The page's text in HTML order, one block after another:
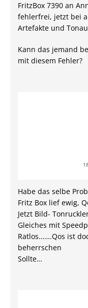
FritzBox 7390 an
fehlerfrei, jetzt bei
Artefakte und
Kann das jemand
mit diesem Fehler?
Habe das selbe
Fritz Box lief ewig,
Jetzt Bild-
Gleiches mit
Ratlos…….Qos ist
beherrschen
Sollte…